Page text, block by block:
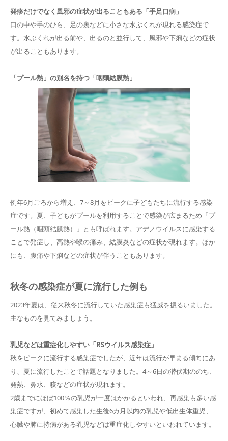
発疹だけでなく風邪の症状が出ることもある「手足口病」
口の中や手のひら、足の裏などに小さな水ぶくれが現れる感染症で
す。水ぶくれが出る前や、出るのと並行して、風邪や下痢などの症状
が出ることもあります。
「プール熱」の別名を持つ「咽頭結膜熱」
例年6月ごろから増え、7～8月をピークに子どもたちに流行する感染
症です。夏、子どもがプールを利用することで感染が広まるため「プ
ール熱（咽頭結膜熱）」とも呼ばれます。アデノウイルスに感染する
ことで発症し、高熱や喉の痛み、結膜炎などの症状が現れます。ほか
にも、腹痛や下痢などの症状が伴うこともあります。
秋冬の感染症が夏に流行した例も
2023年夏は、従来秋冬に流行していた感染症も猛威を振るいました。
主なものを見てみましょう。
乳児などは重症化しやすい「RSウイルス感染症」
秋をピークに流行する感染症でしたが、近年は流行が早まる傾向にあ
り、夏に流行したことで話題となりました。4～6日の潜伏期ののち、
発熱、鼻水、咳などの症状が現れます。
2歳までにほぼ100％の乳児が一度はかかるといわれ、再感染も多い感
染症ですが、初めて感染した生後6カ月以内の乳児や低出生体重児、
心臓や肺に持病がある乳児などは重症化しやすいといわれています。